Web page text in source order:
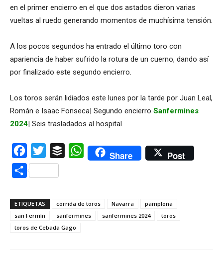
en el primer encierro en el que dos astados dieron varias
vueltas al ruedo generando momentos de muchísima tensión.
A los pocos segundos ha entrado el último toro con
apariencia de haber sufrido la rotura de un cuerno, dando así
por finalizado este segundo encierro.
Los toros serán lidiados este lunes por la tarde por Juan Leal,
Román e Isaac Fonseca| Segundo encierro Sanfermines
2024| Seis trasladados al hospital.
Facebook
Twitter Buffer WhatsAppShare Post
Compartir
ETIQUETAS corrida de toros Navarra
pamplona
san Fermín
sanfermines sanfermines 2024
toros
toros de Cebada Gago